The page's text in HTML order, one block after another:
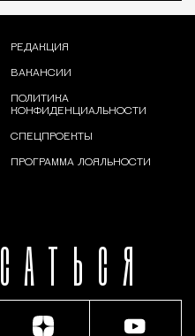
РЕДАКЦИЯ
ВАКАНСИИ
ПОЛИТИКА
КОНФИДЕНЦИАЛЬНОСТИ
СПЕЦПРОЕКТЫ
ПРОГРАММА ЛОЯЛЬНОСТИ